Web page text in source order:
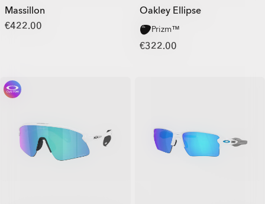
Massillon
€422.00
Oakley Ellipse
Prizm™
€322.00